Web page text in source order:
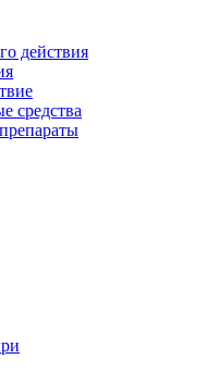
действия
средства